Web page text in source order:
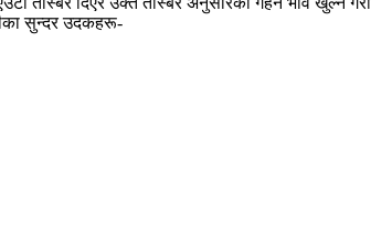
सुन्दर उदकहरू-